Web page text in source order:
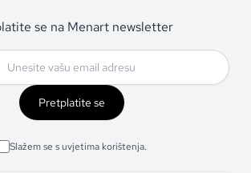
se na Menart newsletter
Pretplatite se
Slažem se s uvjetima korištenja.